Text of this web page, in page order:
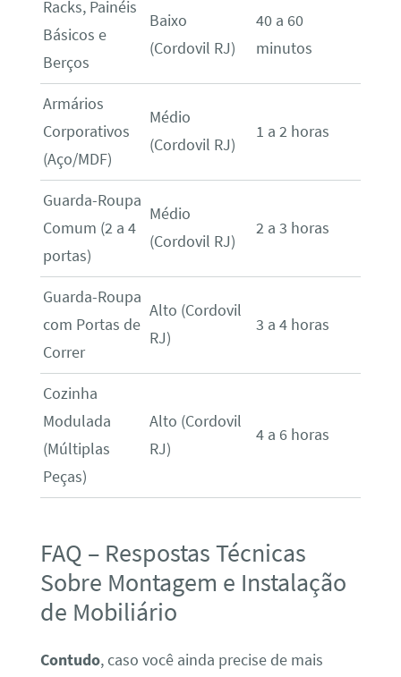
Racks, Painéis
Básicos e
Berços
Baixo
(Cordovil RJ)
40 a 60
minutos
Armários
Corporativos
(Aço/MDF)
Médio
(Cordovil RJ)
1 a 2 horas
Guarda-Roupa
Comum (2 a 4
portas)
Médio
(Cordovil RJ)
2 a 3 horas
Guarda-Roupa
com Portas de
Correr
Alto (Cordovil
RJ)
3 a 4 horas
Cozinha
Modulada
(Múltiplas
Peças)
Alto (Cordovil
RJ)
4 a 6 horas
FAQ – Respostas Técnicas
Sobre Montagem e Instalação
de Mobiliário
Contudo, caso você ainda precise de mais